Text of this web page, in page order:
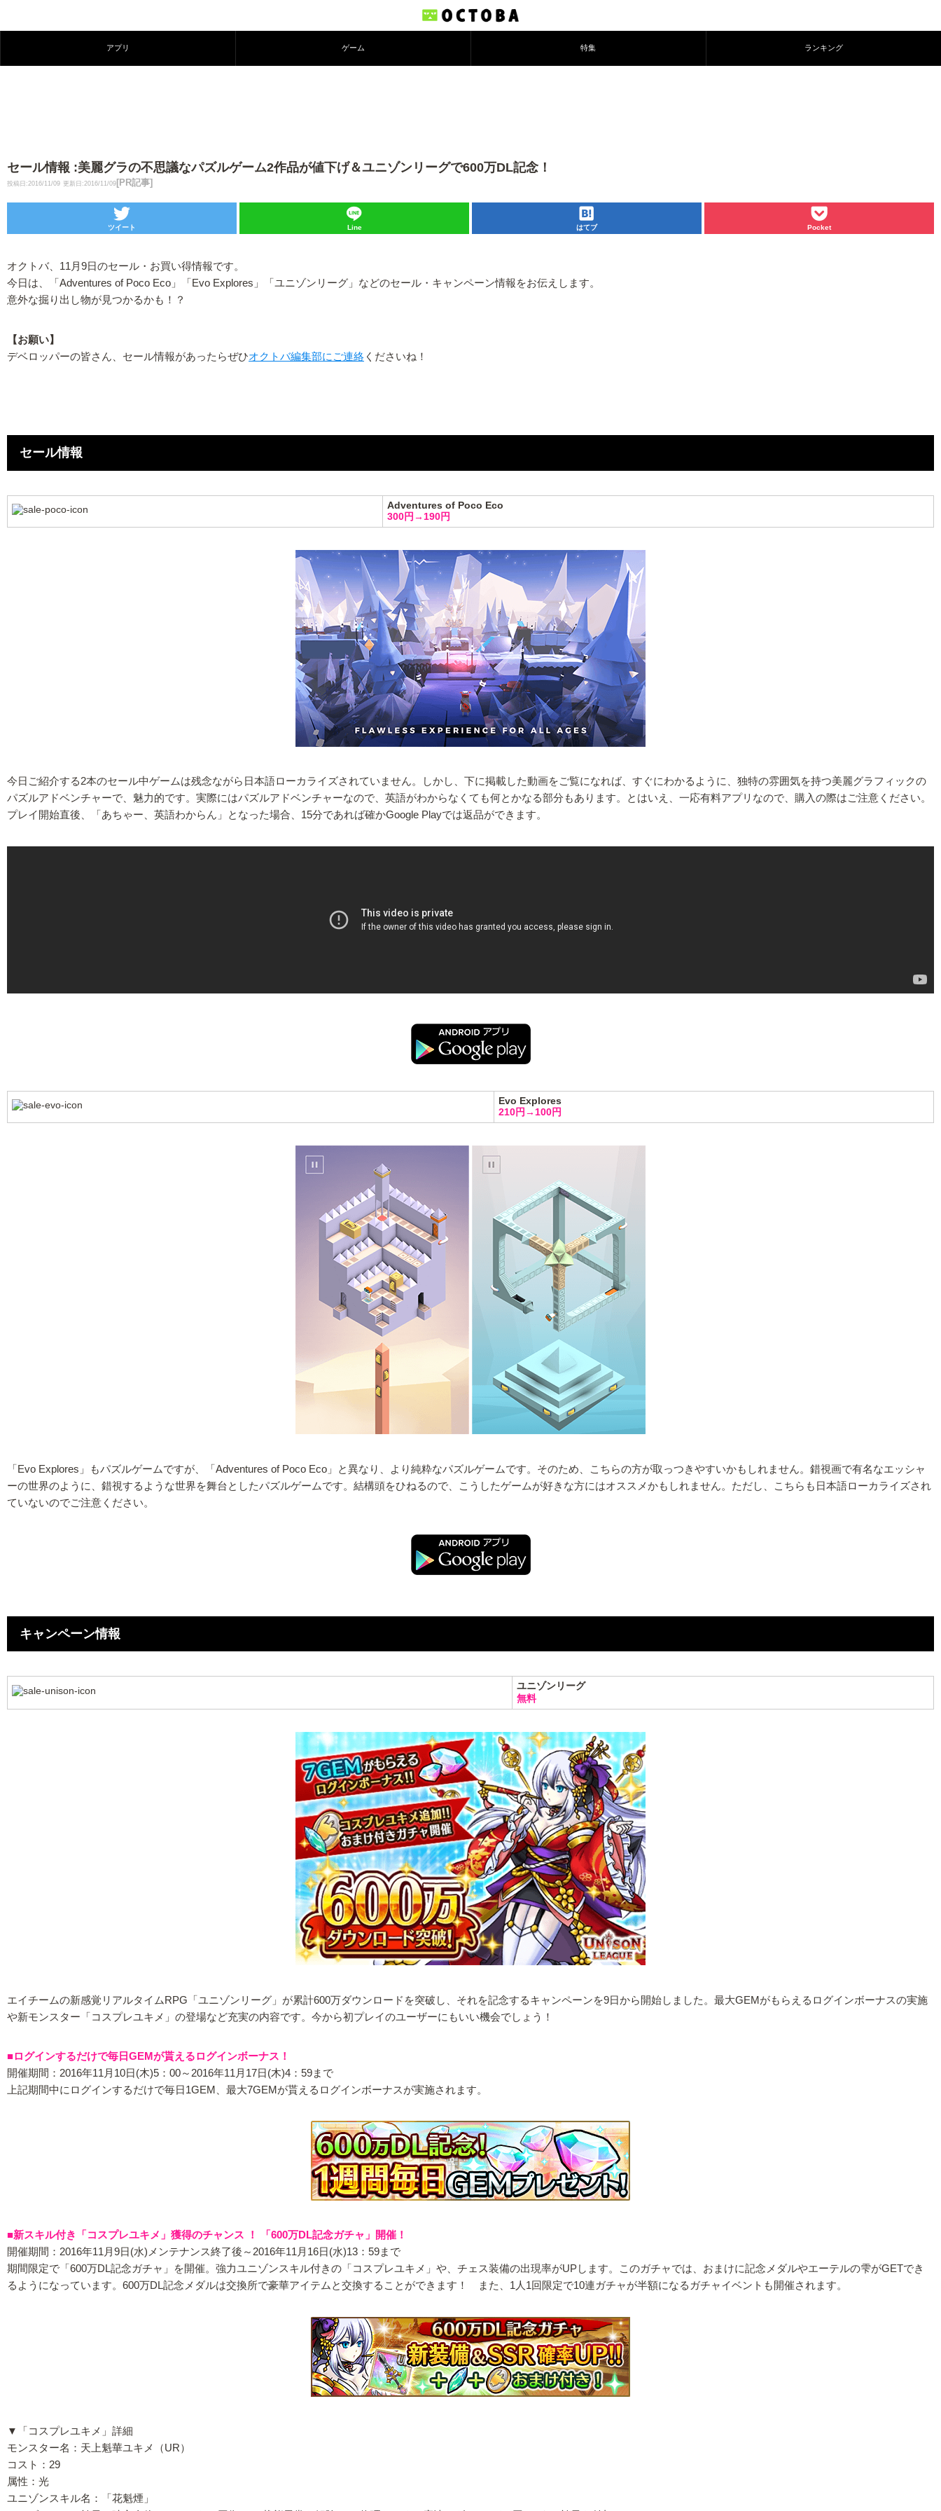
アプリ ゲーム 特集 ランキング
セール情報 :美麗グラの不思議なパズルゲーム2作品が値下げ＆ユニゾンリーグで600万DL記念！
投稿日:2016/11/09 更新日:2016/11/09 [PR記事]
ツイート Line はてブ Pocket
オクトバ、11月9日のセール・お買い得情報です。
今日は、「Adventures of Poco Eco」「Evo Explores」「ユニゾンリーグ」などのセール・キャンペーン情報をお伝えします。
意外な掘り出し物が見つかるかも！？
【お願い】
デベロッパーの皆さん、セール情報があったらぜひオクトバ編集部にご連絡 くださいね！
セール情報
Adventures of Poco Eco
300円→190円
今日ご紹介する2本のセール中ゲームは残念ながら日本語ローカライズされていません。しかし、下に掲載した動画をご覧になれば、すぐにわかるように、独特の雰囲気を持つ美麗グラフィックの
パズルアドベンチャーで、魅力的です。実際にはパズルアドベンチャーなので、英語がわからなくても何とかなる部分もあります。とはいえ、一応有料アプリなので、購入の際はご注意ください。
プレイ開始直後、「あちゃー、英語わからん」となった場合、15分であれば確かGoogle Playでは返品ができます。
Evo Explores
210円→100円
「Evo Explores」もパズルゲームですが、「Adventures of Poco Eco」と異なり、より純粋なパズルゲームです。そのため、こちらの方が取っつきやすいかもしれません。錯視画で有名なエッシャ
ーの世界のように、錯視するような世界を舞台としたパズルゲームです。結構頭をひねるので、こうしたゲームが好きな方にはオススメかもしれません。ただし、こちらも日本語ローカライズされ
ていないのでご注意ください。
キャンペーン情報
ユニゾンリーグ
無料
エイチームの新感覚リアルタイムRPG「ユニゾンリーグ」が累計600万ダウンロードを突破し、それを記念するキャンペーンを9日から開始しました。最大GEMがもらえるログインボーナスの実施
や新モンスター「コスプレユキメ」の登場など充実の内容です。今から初プレイのユーザーにもいい機会でしょう！
■ログインするだけで毎日GEMが貰えるログインボーナス！
開催期間：2016年11月10日(木)5：00～2016年11月17日(木)4：59まで
上記期間中にログインするだけで毎日1GEM、最大7GEMが貰えるログインボーナスが実施されます。
■新スキル付き「コスプレユキメ」獲得のチャンス ！ 「600万DL記念ガチャ」開催！
開催期間：2016年11月9日(水)メンテナンス終了後～2016年11月16日(水)13：59まで
期間限定で「600万DL記念ガチャ」を開催。強力ユニゾンスキル付きの「コスプレユキメ」や、チェス装備の出現率がUPします。このガチャでは、おまけに記念メダルやエーテルの雫がGETでき
るようになっています。600万DL記念メダルは交換所で豪華アイテムと交換することができます！ また、1人1回限定で10連ガチャが半額になるガチャイベントも開催されます。
▼「コスプレユキメ」詳細
モンスター名：天上魁華ユキメ（UR）
コスト：29
属性：光
ユニゾンスキル名：「花魁煙」